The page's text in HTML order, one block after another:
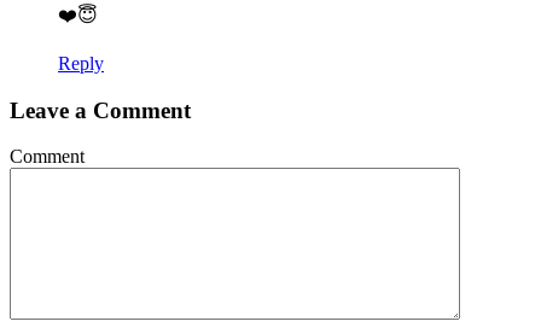
❤️😇
Reply
Leave a Comment
Comment